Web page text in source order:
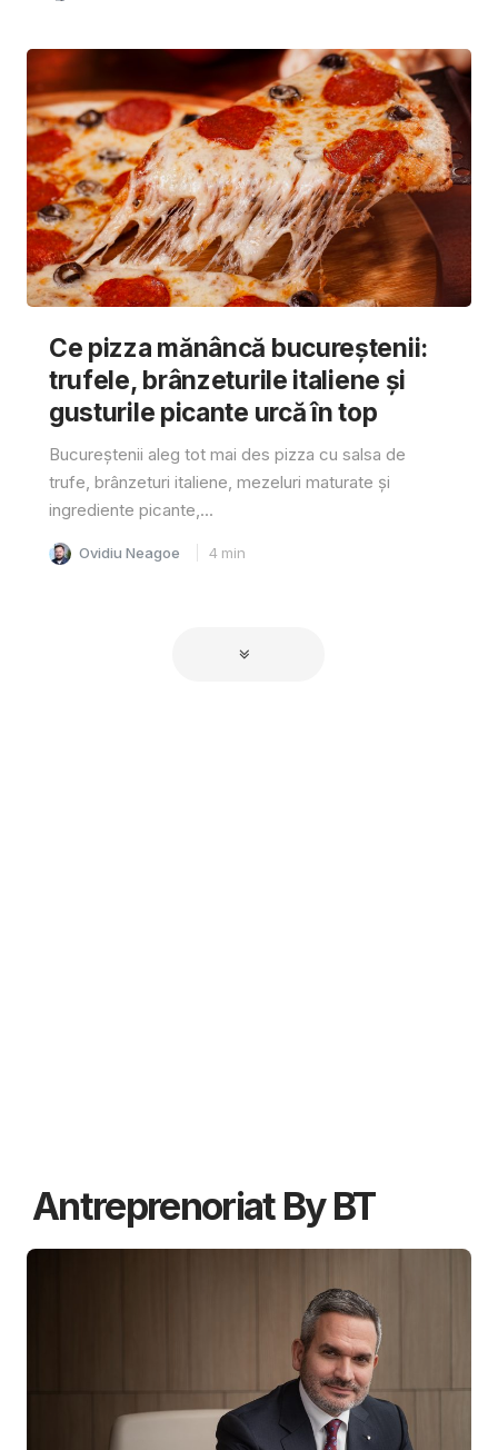
Ce pizza mănâncă bucureștenii:
trufele, brânzeturile italiene și
gusturile picante urcă în top
Bucureștenii aleg tot mai des pizza cu salsa de
trufe, brânzeturi italiene, mezeluri maturate și
ingrediente picante,...
Ovidiu Neagoe 4 min
Antreprenoriat By BT